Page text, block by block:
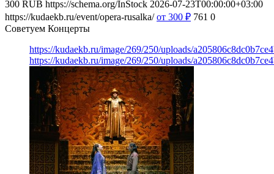
300 RUB https://schema.org/InStock 2026-07-23T00:00:00+03:00
https://kudaekb.ru/event/opera-rusalka/ от 300 ₽ 761 0
Советуем Концерты
https://kudaekb.ru/image/269/250/uploads/
https://kudaekb.ru/image/269/250/uploads/